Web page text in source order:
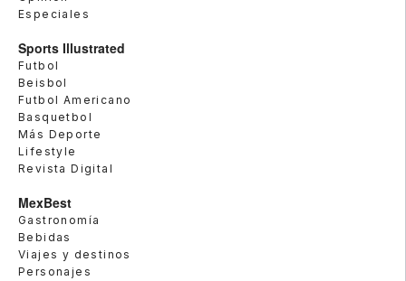
Especiales
Sports Illustrated
Futbol
Beisbol
Futbol Americano
Basquetbol
Más Deporte
Lifestyle
Revista Digital
MexBest
Gastronomía
Bebidas
Viajes y destinos
Personajes